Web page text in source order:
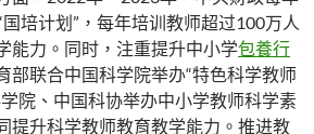
培计划”，每年培训教师超过100万人
能力。同时，注重提升中小学包養行
部联合中国科学院举办“特色科学教师
院、中国科协举办中小学教师科学素
提升科学教师教育教学能力。推进教